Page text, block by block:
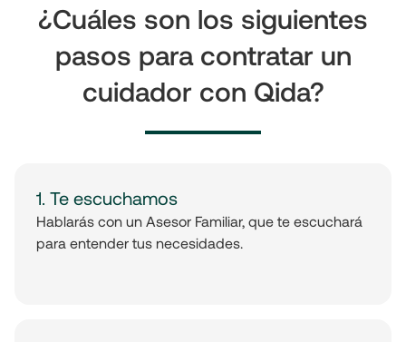
¿Cuáles son los siguientes
pasos para contratar un
cuidador con Qida?
1. Te escuchamos
Hablarás con un Asesor Familiar, que te escuchará
para entender tus necesidades.